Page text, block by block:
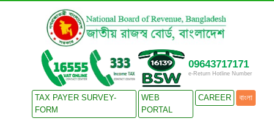
09643717171
e-Return Hotline Number
TAX PAYER SURVEY-
FORM
WEB
PORTAL
CAREER বাংলা